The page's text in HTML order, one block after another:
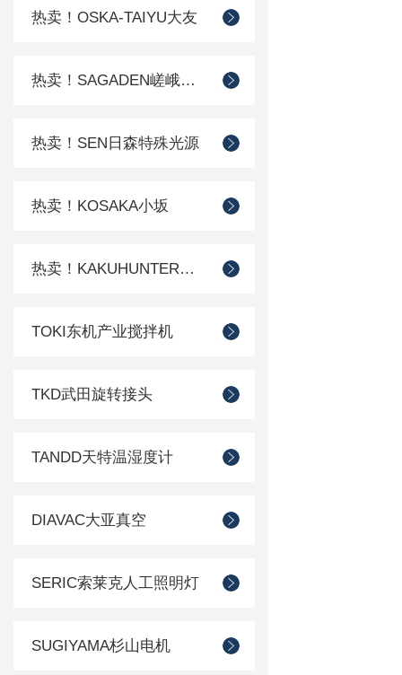
热卖！OSKA-TAIYU大友
热卖！SAGADEN嵯峨电机
热卖！SEN日森特殊光源
热卖！KOSAKA小坂
热卖！KAKUHUNTER写真化学
TOKI东机产业搅拌机
TKD武田旋转接头
TANDD天特温湿度计
DIAVAC大亚真空
SERIC索莱克人工照明灯
SUGIYAMA杉山电机